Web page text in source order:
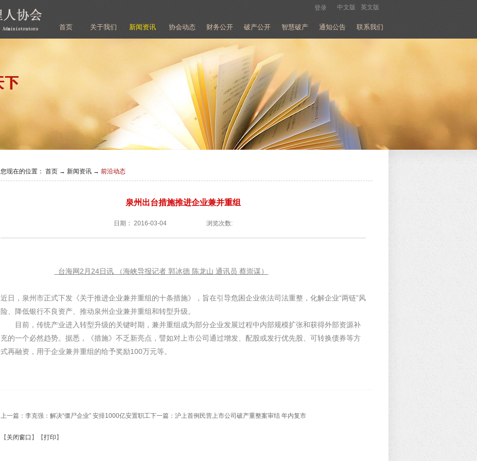
中文版 英文版
登录
首页 关于我们 新闻资讯 协会动态 财务公开 破产公开 智慧破产 通知公告 联系我们
您现在的位置： 首页 → 新闻资讯 → 前沿动态
泉州出台措施推进企业兼并重组
日期： 2016-03-04 浏览次数:
台海网2月24日讯 （海峡导报记者 郭冰德 陈龙山 通讯员 蔡崇谋）
近日，泉州市正式下发《关于推进企业兼并重组的十条措施》，旨在引导危困企业依法司法重整，化解企业“两链”风
险、降低银行不良资产、推动泉州企业兼并重组和转型升级。
目前，传统产业进入转型升级的关键时期，兼并重组成为部分企业发展过程中内部规模扩张和获得外部资源补
充的一个必然趋势。据悉，《措施》不乏新亮点，譬如对上市公司通过增发、配股或发行优先股、可转换债券等方
式再融资，用于企业兼并重组的给予奖励100万元等。
上一篇：李克强：解决“僵尸企业” 安排1000亿安置职工下一篇：沪上首例民营上市公司破产重整案审结 年内复市
【 关闭窗口 】【打印 】